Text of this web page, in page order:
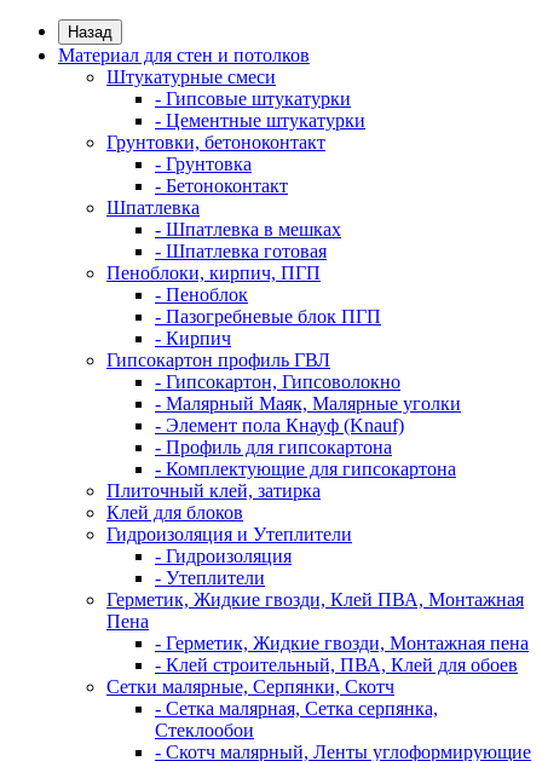
Назад
Материал для стен и потолков
Штукатурные смеси
- Гипсовые штукатурки
- Цементные штукатурки
Грунтовки, бетоноконтакт
- Грунтовка
- Бетоноконтакт
Шпатлевка
- Шпатлевка в мешках
- Шпатлевка готовая
Пеноблоки, кирпич, ПГП
- Пеноблок
- Пазогребневые блок ПГП
- Кирпич
Гипсокартон профиль ГВЛ
- Гипсокартон, Гипсоволокно
- Малярный Маяк, Малярные уголки
- Элемент пола Кнауф (Knauf)
- Профиль для гипсокартона
- Комплектующие для гипсокартона
Плиточный клей, затирка
Клей для блоков
Гидроизоляция и Утеплители
- Гидроизоляция
- Утеплители
Герметик, Жидкие гвозди, Клей ПВА, Монтажная
Пена
- Герметик, Жидкие гвозди, Монтажная пена
- Клей строительный, ПВА, Клей для обоев
Сетки малярные, Серпянки, Скотч
- Сетка малярная, Сетка серпянка,
Стеклообои
- Скотч малярный, Ленты углоформирующие